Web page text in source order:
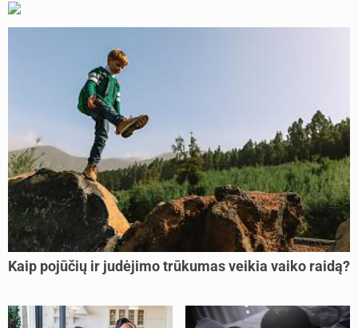
Kaip pojūčių ir judėjimo trūkumas veikia vaiko raidą?